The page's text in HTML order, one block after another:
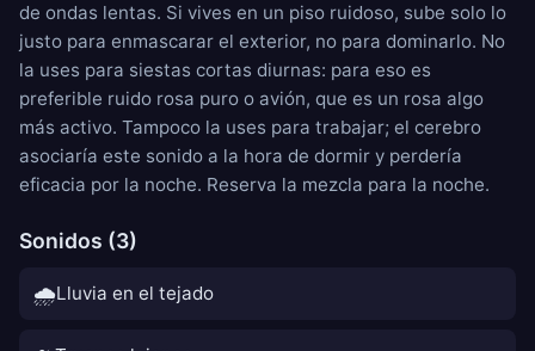
de ondas lentas. Si vives en un piso ruidoso, sube solo lo
justo para enmascarar el exterior, no para dominarlo. No
la uses para siestas cortas diurnas: para eso es
preferible ruido rosa puro o avión, que es un rosa algo
más activo. Tampoco la uses para trabajar; el cerebro
asociaría este sonido a la hora de dormir y perdería
eficacia por la noche. Reserva la mezcla para la noche.
Sonidos (3)
🌧️Lluvia en el tejado